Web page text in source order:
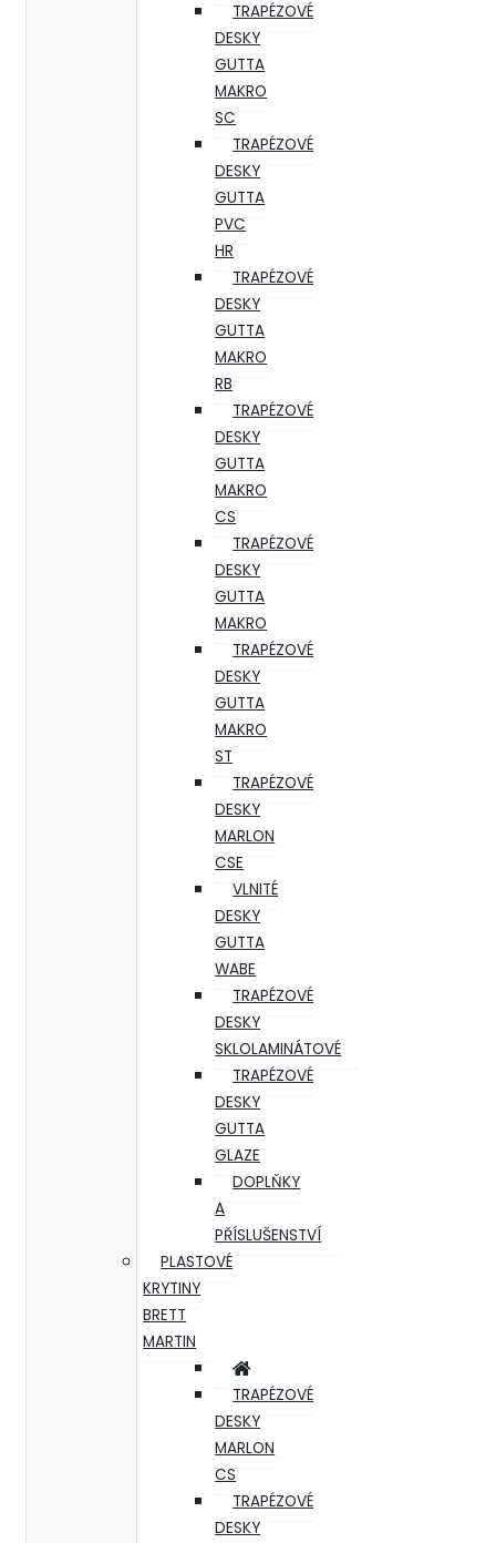
TRAPÉZOVÉ
DESKY
GUTTA
MAKRO
SC
TRAPÉZOVÉ
DESKY
GUTTA
PVC
HR
TRAPÉZOVÉ
DESKY
GUTTA
MAKRO
RB
TRAPÉZOVÉ
DESKY
GUTTA
MAKRO
CS
TRAPÉZOVÉ
DESKY
GUTTA
MAKRO
TRAPÉZOVÉ
DESKY
GUTTA
MAKRO
ST
TRAPÉZOVÉ
DESKY
MARLON
CSE
VLNITÉ
DESKY
GUTTA
WABE
TRAPÉZOVÉ
DESKY
SKLOLAMINÁTOVÉ
TRAPÉZOVÉ
DESKY
GUTTA
GLAZE
DOPLŇKY
A
PŘÍSLUŠENSTVÍ
PLASTOVÉ
KRYTINY
BRETT
MARTIN
TRAPÉZOVÉ
DESKY
MARLON
CS
TRAPÉZOVÉ
DESKY